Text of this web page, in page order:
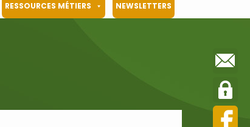
RESSOURCES MÉTIERS NEWSLETTERS